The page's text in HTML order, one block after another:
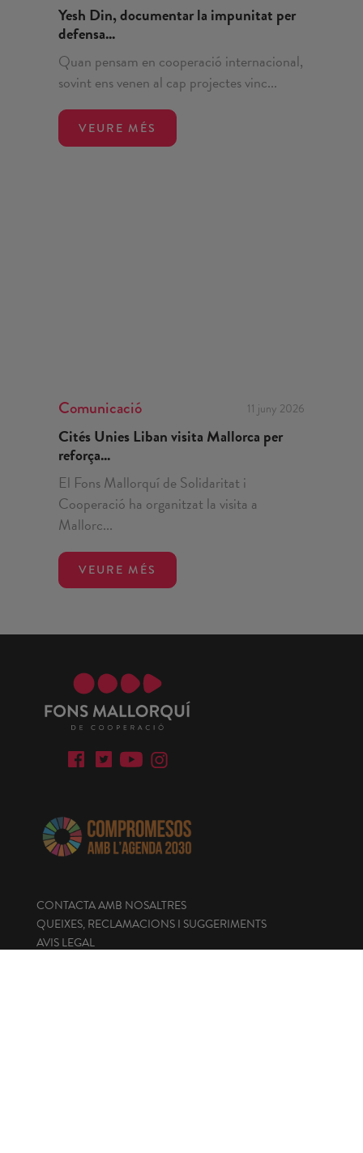
Yesh Din, documentar la impunitat per
defensa...
Quan pensam en cooperació internacional,
sovint ens venen al cap projectes vinc...
VEURE MÉS
Comunicació 11 juny 2026
Cités Unies Liban visita Mallorca per
reforça...
El Fons Mallorquí de Solidaritat i
Cooperació ha organitzat la visita a
Mallorc...
VEURE MÉS
CONTACTA AMB NOSALTRES
QUEIXES, RECLAMACIONS I SUGGERIMENTS
AVIS LEGAL